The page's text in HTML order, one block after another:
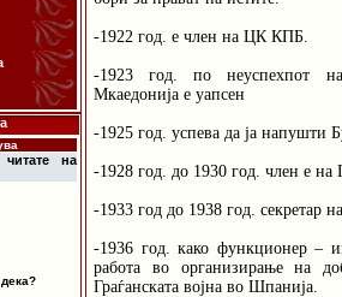
на
-1922 год. е член на ЦК КПБ.
-1923 год. по неуспехпот
Мкаедонија е уапсен
-1925 год. успева да ја напушти
-1928 год. до 1930 год. член е на
-1933 год до 1938 год. секретар
-1936 год. како функционер –
работа во организирање на
Граѓанската војна во Шпанија.